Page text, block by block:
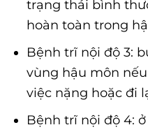
trạng thái bình
hoàn toàn trong
Bệnh trĩ nội độ 3:
vùng hậu môn
việc nặng hoặc đi
Bệnh trĩ nội độ 4: